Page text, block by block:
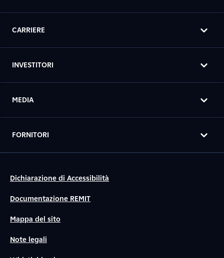
CARRIERE
INVESTITORI
MEDIA
FORNITORI
Dichiarazione di Accessibilità
Documentazione REMIT
Mappa del sito
Note legali